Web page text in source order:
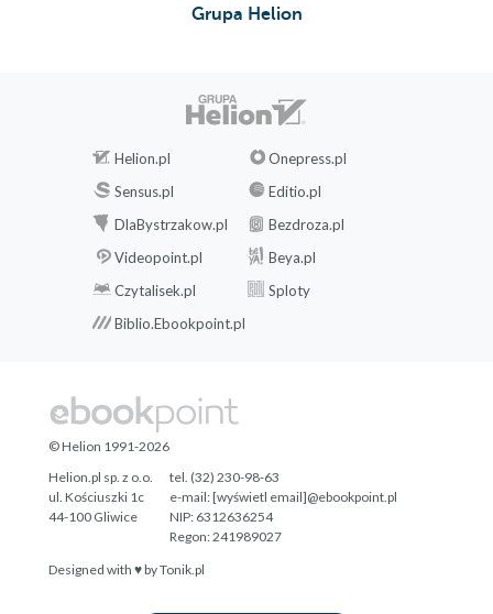
Grupa Helion
Helion.pl
Onepress.pl
Sensus.pl
Editio.pl
DlaBystrzakow.pl
Bezdroza.pl
Videopoint.pl
Beya.pl
Czytalisek.pl
Sploty
Biblio.Ebookpoint.pl
Designed with ♥ byTonik.pl
© Helion 1991-2026
Helion.pl sp. z o.o.
ul. Kościuszki 1c
44-100 Gliwice
tel. (32) 230-98-63
e-mail:[wyświetl email]@ebookpoint.pl
NIP: 6312636254
Regon: 241989027